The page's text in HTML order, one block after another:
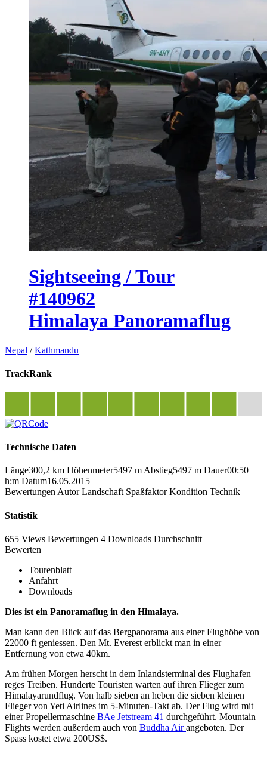
Sightseeing / Tour
#140962
Himalaya Panoramaflug
Nepal /Kathmandu
TrackRank
Technische Daten
Länge300,2 km Höhenmeter5497 m Abstieg5497 m Dauer00:50
h:m Datum16.05.2015
Bewertungen Autor Landschaft Spaßfaktor Kondition Technik
Statistik
655 Views Bewertungen 4 Downloads Durchschnitt
Bewerten
Tourenblatt
Anfahrt
Downloads
Dies ist ein Panoramaflug in den Himalaya.
Man kann den Blick auf das Bergpanorama aus einer Flughöhe von
22000 ft geniessen. Den Mt. Everest erblickt man in einer
Entfernung von etwa 40km.
Am frühen Morgen herscht in dem Inlandsterminal des Flughafen
reges Treiben. Hunderte Touristen warten auf ihren Flieger zum
Himalayarundflug. Von halb sieben an heben die sieben kleinen
Flieger von Yeti Airlines im 5-Minuten-Takt ab. Der Flug wird mit
einer Propellermaschine BAe Jetstream 41 durchgeführt. Mountain
Flights werden außerdem auch von Buddha Airangeboten. Der
Spass kostet etwa 200US$.